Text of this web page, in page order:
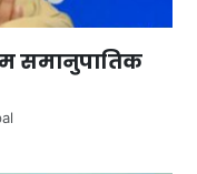
समानुपातिक